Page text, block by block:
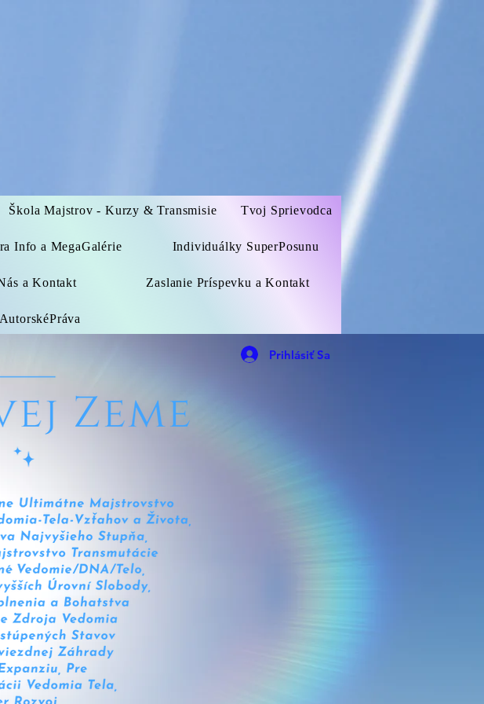
Škola Majstrov - Kurzy & Transmisie Tvoj Sprievodca
Info a MegaGalérie Individuálky SuperPosunu
a Kontakt Zaslanie Príspevku a Kontakt
Prihlásiť Sa